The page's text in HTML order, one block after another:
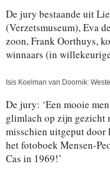
De jury bestaande uit
(Verzetsmuseum), Eva
zoon, Frank Oorthuys,
winnaars (in
Isis Koelman van Doornik:
De jury: ‘Een mooie
glimlach op zijn gezicht
misschien uitgeput door
het fotoboek Mensen-
Cas in 1969!’